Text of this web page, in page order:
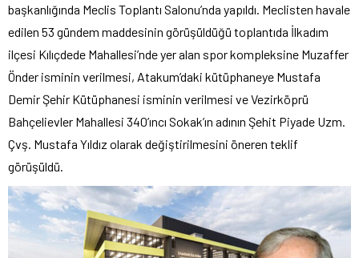
başkanlığında Meclis Toplantı Salonu’nda yapıldı. Meclisten havale
edilen 53 gündem maddesinin görüşüldüğü toplantıda İlkadım
ilçesi Kılıçdede Mahallesi’nde yer alan spor kompleksine Muzaffer
Önder isminin verilmesi, Atakum’daki kütüphaneye Mustafa
Demir Şehir Kütüphanesi isminin verilmesi ve Vezirköprü
Bahçelievler Mahallesi 340’ıncı Sokak’ın adının Şehit Piyade Uzm.
Çvş. Mustafa Yıldız olarak değiştirilmesini öneren teklif
görüşüldü.